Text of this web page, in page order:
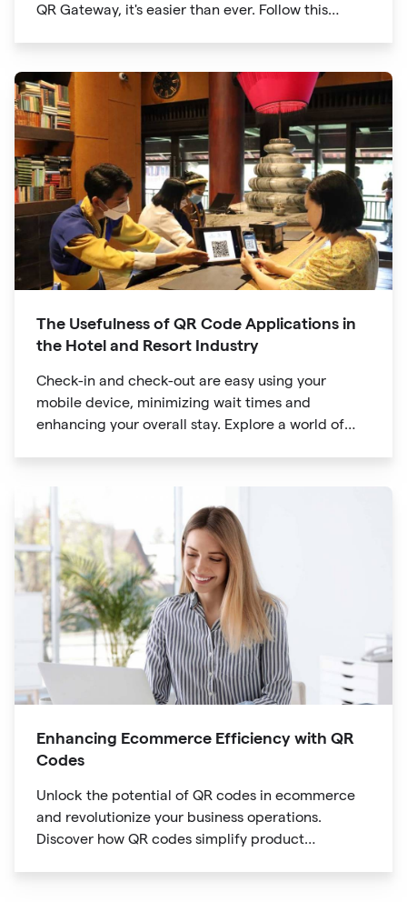
QR Gateway, it's easier than ever. Follow this
The Usefulness of QR Code Applications in
the Hotel and Resort Industry
Check-in and check-out are easy using your
mobile device, minimizing wait times and
enhancing your overall stay. Explore a world of
resort amenities and dining options.
Enhancing Ecommerce Efficiency with QR
Codes
Unlock the potential of QR codes in ecommerce
and revolutionize your business operations.
Discover how QR codes simplify product